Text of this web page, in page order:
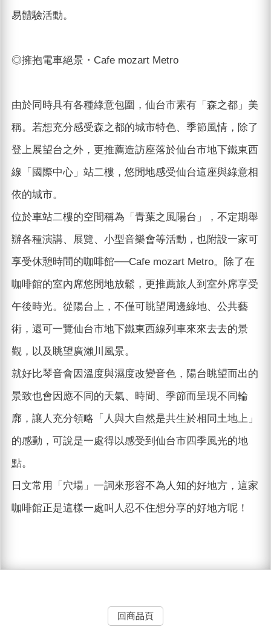
易體驗活動。
◎擁抱電車絕景・Cafe mozart Metro
由於同時具有各種綠意包圍，仙台市素有「森之都」美
稱。若想充分感受森之都的城市特色、季節風情，除了
登上展望台之外，更推薦造訪座落於仙台市地下鐵東西
線「國際中心」站二樓，悠閒地感受仙台這座與綠意相
依的城市。
位於車站二樓的空間稱為「青葉之風陽台」，不定期舉
辦各種演講、展覽、小型音樂會等活動，也附設一家可
享受休憩時間的咖啡館──Cafe mozart Metro。除了在
咖啡館的室內席悠閒地放鬆，更推薦旅人到室外席享受
午後時光。從陽台上，不僅可眺望周邊綠地、公共藝
術，還可一覽仙台市地下鐵東西線列車來來去去的景
觀，以及眺望廣瀨川風景。
就好比琴音會因溫度與濕度改變音色，陽台眺望而出的
景致也會因應不同的天氣、時間、季節而呈現不同輪
廓，讓人充分領略「人與大自然是共生於相同土地上」
的感動，可說是一處得以感受到仙台市四季風光的地
點。
日文常用「穴場」一詞來形容不為人知的好地方，這家
咖啡館正是這樣一處叫人忍不住想分享的好地方呢！
回商品頁